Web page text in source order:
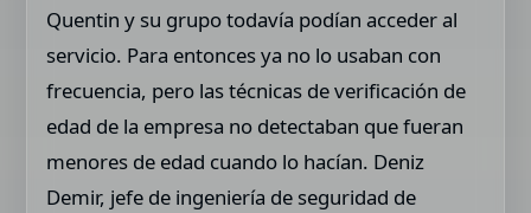
Quentin y su grupo todavía podían acceder al
servicio. Para entonces ya no lo usaban con
frecuencia, pero las técnicas de verificación de
edad de la empresa no detectaban que fueran
menores de edad cuando lo hacían. Deniz
Demir, jefe de ingeniería de seguridad de